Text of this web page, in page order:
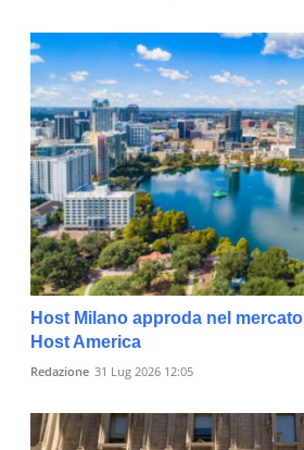
Host Milano approda nel
Host America
Redazione 31 Lug 2026 12:05